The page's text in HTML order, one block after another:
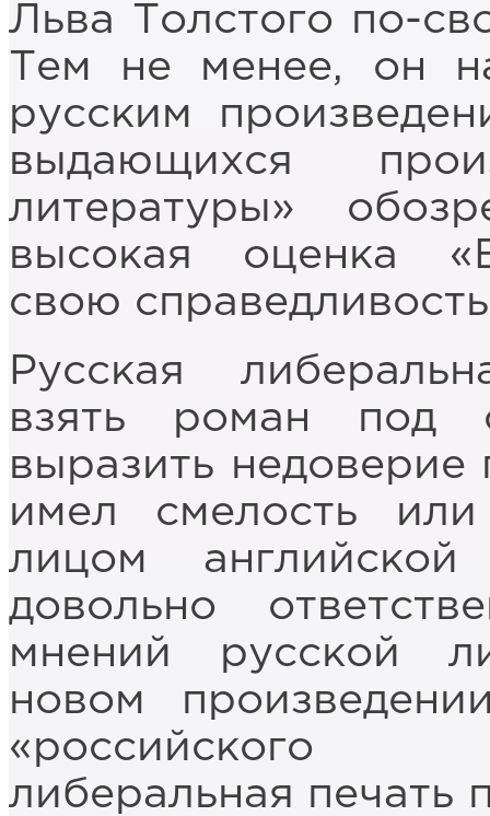
Льва Толстого по-
Тем не менее, он
русским
выдающихся
литературы»
высокая оценка
свою
Русская
взять роман под
выразить недоверие
имел смелость
лицом
довольно
мнений русской
новом
«российского
либеральная печать